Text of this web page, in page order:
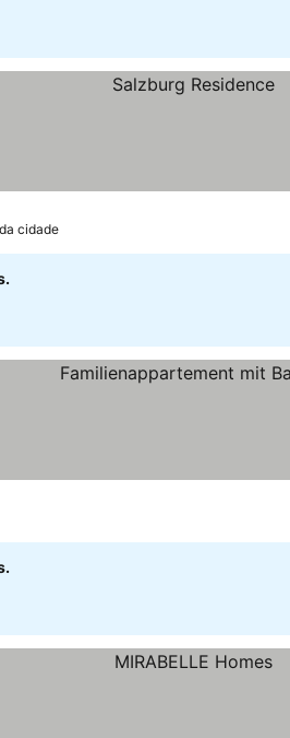
cidade